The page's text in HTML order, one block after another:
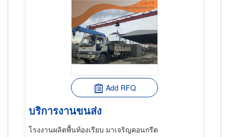
Add RFQ
บริการงานขนส่ง
โรงงานผลิตพื้นท้องเรียบ มาเจริญคอนกรีต